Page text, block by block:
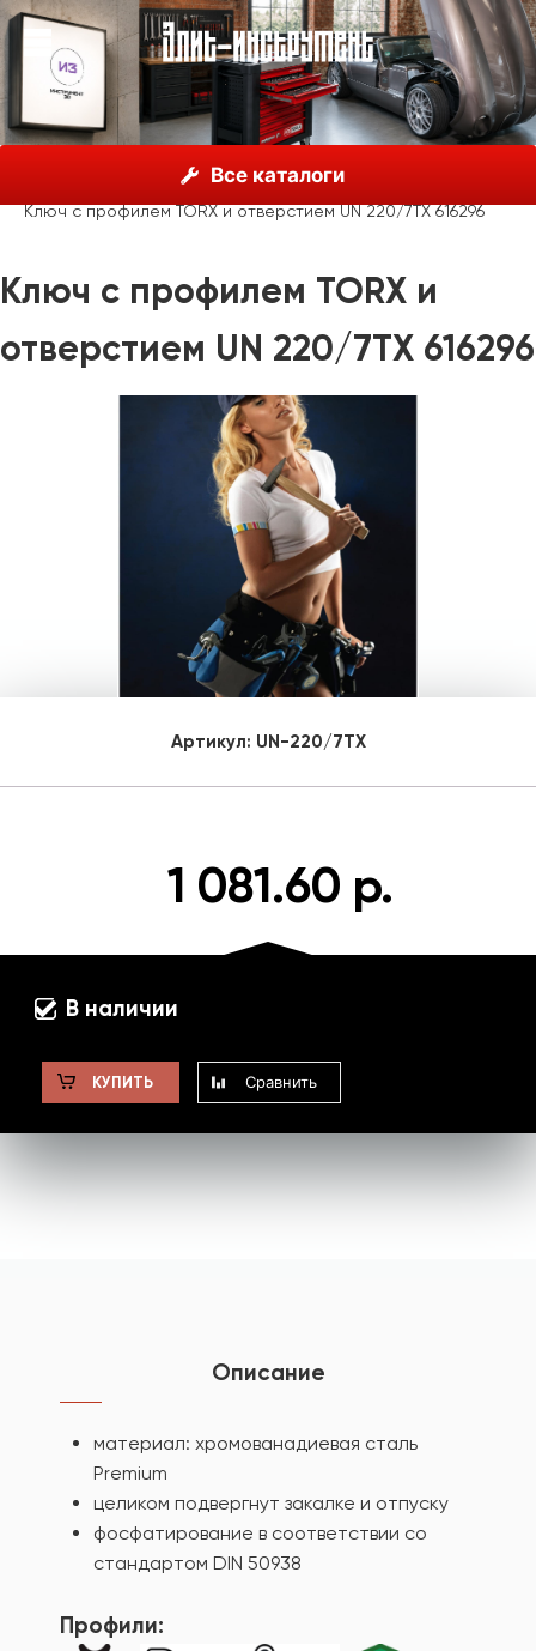
Все каталоги
Unior, Словения
Ключи шестигранные
Ключ с профилем TORX и отверстием UN 220/7TX 616296
Ключ с профилем TORX и
отверстием UN 220/7TX 616296
Артикул: UN-220/7TX
1 081.60 р.
В наличии
КУПИТЬ Сравнить
Описание
материал: хромованадиевая сталь
Premium
целиком подвергнут закалке и отпуску
фосфатирование в соответствии со
стандартом DIN 50938
Профили: